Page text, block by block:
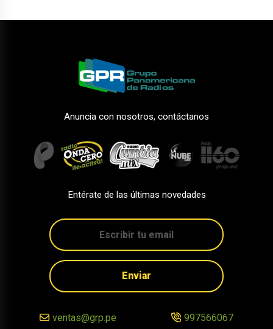
Anuncia con nosotros, contáctanos
Entérate de las últimas novedades
Enviar
ventas@grp.pe 997566067